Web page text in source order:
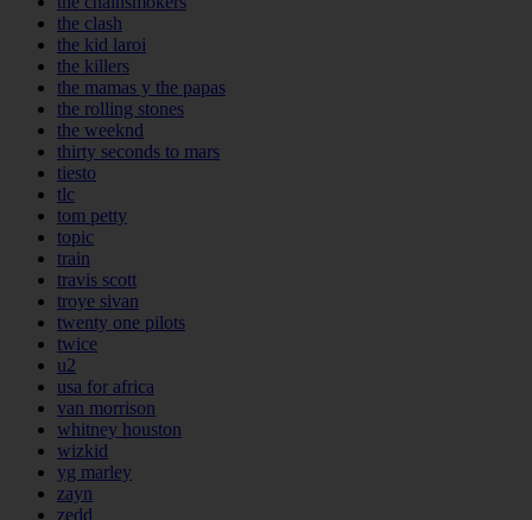
the clash
the kid laroi
the killers
the mamas y the papas
the rolling stones
the weeknd
thirty seconds to mars
tiesto
tlc
tom petty
topic
train
travis scott
troye sivan
twenty one pilots
twice
u2
usa for africa
van morrison
whitney houston
wizkid
yg marley
zayn
zedd